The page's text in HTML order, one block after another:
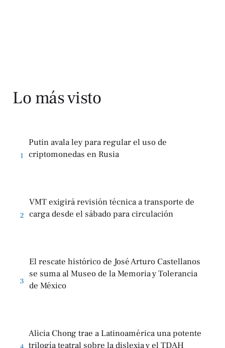
Lo más visto
1
Putin avala ley para regular el uso de
criptomonedas en Rusia
2
VMT exigirá revisión técnica a transporte de
carga desde el sábado para circulación
3
El rescate histórico de José Arturo Castellanos
se suma al Museo de la Memoria y Tolerancia
de México
Alicia Chong trae a Latinoamérica una potente
trilogía teatral sobre la dislexia y el TDAH